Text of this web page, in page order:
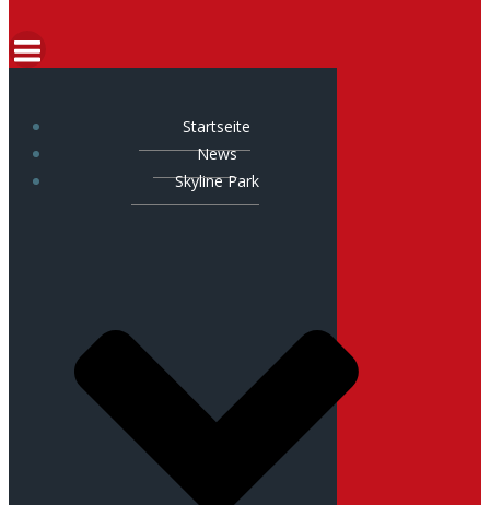
Startseite
News
Skyline Park